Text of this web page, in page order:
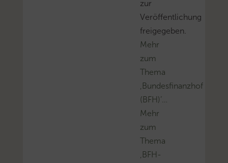
zur
Veröffentlichung
freigegeben.
Mehr
zum
Thema
‚Bundesfinanzhof
(BFH)’…
Mehr
zum
Thema
‚BFH-